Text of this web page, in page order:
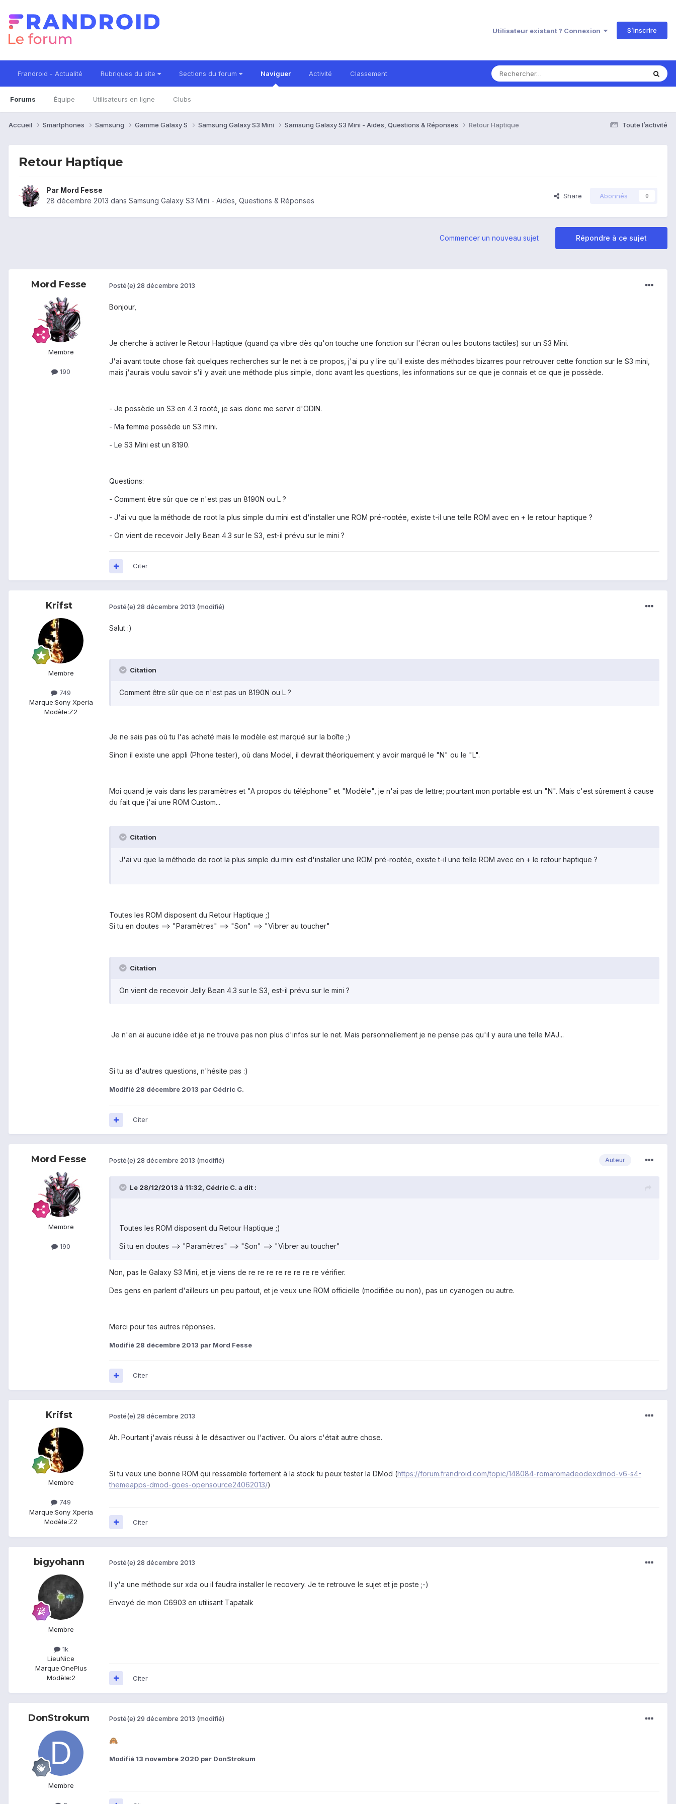
Utilisateur existant ? Connexion S’inscrire
Frandroid - Actualité Rubriques du site Sections du forum Naviguer
Forums Équipe Utilisateurs en ligne Clubs
Activité Classement
Toute l’activité
Accueil Smartphones Samsung Gamme Galaxy S Samsung Galaxy S3 Mini Samsung Galaxy S3 Mini - Aides, Questions & Réponses Retour Haptique
Retour Haptique
Par Mord Fesse
28 décembre 2013 dans Samsung Galaxy S3 Mini - Aides, Questions & Réponses
Share Abonnés 0
Répondre à ce sujet
Commencer un nouveau sujet
Mord Fesse
Membre
190
Posté(e) 28 décembre 2013
Bonjour,
Je cherche à activer le Retour Haptique (quand ça vibre dès qu'on touche une fonction sur l'écran ou les boutons tactiles) sur un S3 Mini.
J'ai avant toute chose fait quelques recherches sur le net à ce propos, j'ai pu y lire qu'il existe des méthodes bizarres pour retrouver cette fonction sur le S3 mini,
mais j'aurais voulu savoir s'il y avait une méthode plus simple, donc avant les questions, les informations sur ce que je connais et ce que je possède.
- Je possède un S3 en 4.3 rooté, je sais donc me servir d'ODIN.
- Ma femme possède un S3 mini.
- Le S3 Mini est un 8190.
Questions:
- Comment être sûr que ce n'est pas un 8190N ou L ?
- J'ai vu que la méthode de root la plus simple du mini est d'installer une ROM pré-rootée, existe t-il une telle ROM avec en + le retour haptique ?
- On vient de recevoir Jelly Bean 4.3 sur le S3, est-il prévu sur le mini ?
Citer
Krifst
Membre
749
Marque:Sony Xperia
Modèle:Z2
Posté(e) 28 décembre 2013 (modifié)
Salut :)
Citation
Comment être sûr que ce n'est pas un 8190N ou L ?
Je ne sais pas où tu l'as acheté mais le modèle est marqué sur la boîte ;)
Sinon il existe une appli (Phone tester), où dans Model, il devrait théoriquement y avoir marqué le "N" ou le "L".
Moi quand je vais dans les paramètres et "A propos du téléphone" et "Modèle", je n'ai pas de lettre; pourtant mon portable est un "N". Mais c'est sûrement à cause
du fait que j'ai une ROM Custom...
Citation
J'ai vu que la méthode de root la plus simple du mini est d'installer une ROM pré-rootée, existe t-il une telle ROM avec en + le retour haptique ?
Toutes les ROM disposent du Retour Haptique ;)
Si tu en doutes ==> "Paramètres" ==> "Son" ==> "Vibrer au toucher"
Citation
On vient de recevoir Jelly Bean 4.3 sur le S3, est-il prévu sur le mini ?
Je n'en ai aucune idée et je ne trouve pas non plus d'infos sur le net. Mais personnellement je ne pense pas qu'il y aura une telle MAJ...
Si tu as d'autres questions, n'hésite pas :)
Modifié 28 décembre 2013 par Cédric C.
Citer
Mord Fesse
Membre
190
Auteur
Posté(e) 28 décembre 2013 (modifié)
Le 28/12/2013 à 11:32, Cédric C. a dit :
Toutes les ROM disposent du Retour Haptique ;)
Si tu en doutes ==> "Paramètres" ==> "Son" ==> "Vibrer au toucher"
Non, pas le Galaxy S3 Mini, et je viens de re re re re re re re re vérifier.
Des gens en parlent d'ailleurs un peu partout, et je veux une ROM officielle (modifiée ou non), pas un cyanogen ou autre.
Merci pour tes autres réponses.
Modifié 28 décembre 2013 par Mord Fesse
Citer
Krifst
Membre
749
Marque:Sony Xperia
Modèle:Z2
Posté(e) 28 décembre 2013
Ah. Pourtant j'avais réussi à le désactiver ou l'activer.. Ou alors c'était autre chose.
Si tu veux une bonne ROM qui ressemble fortement à la stock tu peux tester la DMod (https://forum.frandroid.com/topic/148084-romaromadeodexdmod-v6-s4-
themeapps-dmod-goes-opensource24062013/)
Citer
bigyohann
Membre
1k
LieuNice
Marque:OnePlus
Modèle:2
Posté(e) 28 décembre 2013
Il y'a une méthode sur xda ou il faudra installer le recovery. Je te retrouve le sujet et je poste ;-)
Envoyé de mon C6903 en utilisant Tapatalk
Citer
DonStrokum
Membre
Posté(e) 29 décembre 2013 (modifié)
🙈
Modifié 13 novembre 2020 par DonStrokum